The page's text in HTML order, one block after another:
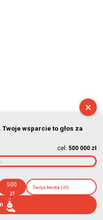
×
wsparcie to głos za
cel: 500 000 zł
500
zł